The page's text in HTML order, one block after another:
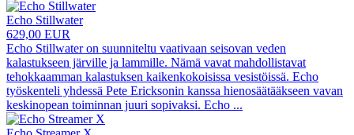
Echo Stillwater
629,00 EUR
Echo Stillwater on suunniteltu vaativaan seisovan veden
kalastukseen järville ja lammille. Nämä vavat mahdollistavat
tehokkaamman kalastuksen kaikenkokoisissa vesistöissä. Echo
työskenteli yhdessä Pete Ericksonin kanssa hienosäätääkseen vavan
keskinopean toiminnan juuri sopivaksi. Echo ...